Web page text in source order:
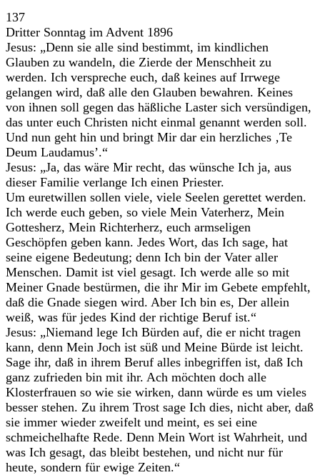
137
Dritter Sonntag im Advent 1896
Jesus: „Denn sie alle sind bestimmt, im kindlichen
Glauben zu wandeln, die Zierde der Menschheit zu
werden. Ich verspreche euch, daß keines auf Irrwege
gelangen wird, daß alle den Glauben bewahren. Keines
von ihnen soll gegen das häßliche Laster sich versündigen,
das unter euch Christen nicht einmal genannt werden soll.
Und nun geht hin und bringt Mir dar ein herzliches ‚Te
Deum Laudamus’.“
Jesus: „Ja, das wäre Mir recht, das wünsche Ich ja, aus
dieser Familie verlange Ich einen Priester.
Um euretwillen sollen viele, viele Seelen gerettet werden.
Ich werde euch geben, so viele Mein Vaterherz, Mein
Gottesherz, Mein Richterherz, euch armseligen
Geschöpfen geben kann. Jedes Wort, das Ich sage, hat
seine eigene Bedeutung; denn Ich bin der Vater aller
Menschen. Damit ist viel gesagt. Ich werde alle so mit
Meiner Gnade bestürmen, die ihr Mir im Gebete empfehlt,
daß die Gnade siegen wird. Aber Ich bin es, Der allein
weiß, was für jedes Kind der richtige Beruf ist.“
Jesus: „Niemand lege Ich Bürden auf, die er nicht tragen
kann, denn Mein Joch ist süß und Meine Bürde ist leicht.
Sage ihr, daß in ihrem Beruf alles inbegriffen ist, daß Ich
ganz zufrieden bin mit ihr. Ach möchten doch alle
Klosterfrauen so wie sie wirken, dann würde es um vieles
besser stehen. Zu ihrem Trost sage Ich dies, nicht aber, daß
sie immer wieder zweifelt und meint, es sei eine
schmeichelhafte Rede. Denn Mein Wort ist Wahrheit, und
was Ich gesagt, das bleibt bestehen, und nicht nur für
heute, sondern für ewige Zeiten.“